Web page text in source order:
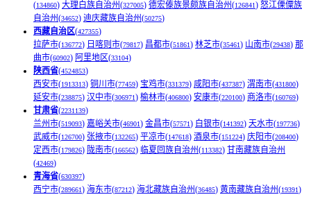
(134860) 大理白族自治州(327005) 德宏傣族景颇族自治州(126841) 怒江傈僳族
自治州(34652) 迪庆藏族自治州(50275)
西藏自治区(427355)
拉萨市(136772) 日喀则市(79817) 昌都市(51861) 林芝市(35461) 山南市(29438) 那
曲市(60902) 阿里地区(33104)
陕西省(4524853)
西安市(1913313) 铜川市(77459) 宝鸡市(331379) 咸阳市(437387) 渭南市(431800)
延安市(238875) 汉中市(306971) 榆林市(406800) 安康市(220100) 商洛市(160769)
甘肃省(2231139)
兰州市(519093) 嘉峪关市(46901) 金昌市(57571) 白银市(141392) 天水市(197736)
武威市(126700) 张掖市(132265) 平凉市(147618) 酒泉市(151224) 庆阳市(208400)
定西市(179826) 陇南市(166562) 临夏回族自治州(113382) 甘南藏族自治州
(42469)
青海省(630397)
西宁市(289661) 海东市(87212) 海北藏族自治州(36485) 黄南藏族自治州(19391)